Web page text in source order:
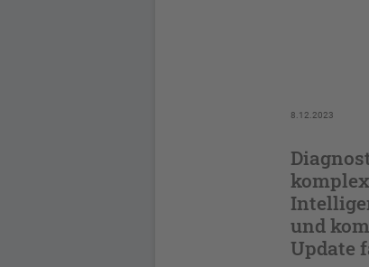
8.12.2023
und
Update